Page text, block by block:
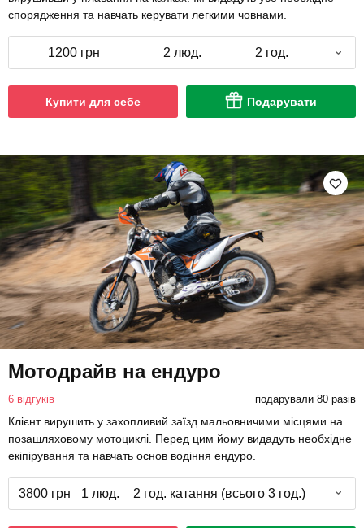
спорядження та навчать керувати легкими човнами.
1200 грн 2 люд. 2 год.
Купити для себе Подарувати
Мотодрайв на ендуро
6 відгуків подарували 80 разів
Клієнт вирушить у захопливий заїзд мальовничими місцями на
позашляховому мотоциклі. Перед цим йому видадуть необхідне
екіпірування та навчать основ водіння ендуро.
3800 грн 1 люд. 2 год. катання (всього 3 год.)